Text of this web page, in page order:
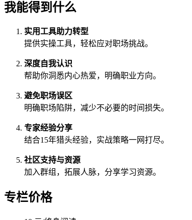
我能得到什么
实用工具助力转型
提供实操工具，轻松应对职场挑战。
深度自我认识
帮助你洞悉内心热爱，明确职业方向。
避免职场误区
明确职场陷阱，减少不必要的时间损失。
专家经验分享
结合15年猎头经验，实战策略一网打尽。
社区支持与资源
加入群组，拓展人脉，分享学习资源。
专栏价格